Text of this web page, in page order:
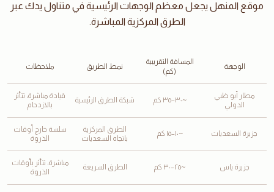
موقع المنهل يجعل معظم الوجهات الرئيسية في متناول يدك عبر
الطرق المركزية المباشرة.
الوجهة
المسافة التقريبية
(كم)
نمط الطريق ملاحظات
مطار أبو ظبي
الدولي
~٣٠–٣٥ كم شبكة الطرق الرئيسية
قيادة مباشرة، تتأثر
بالازدحام
جزيرة السعديات ~١٠–١٥ كم
الطرق المركزية
باتجاه السعديات
سلسة خارج أوقات
الذروة
جزيرة ياس ~٢٥–٣٠ كم الطرق السريعة
مباشرة، تتأثر بأوقات
الذروة